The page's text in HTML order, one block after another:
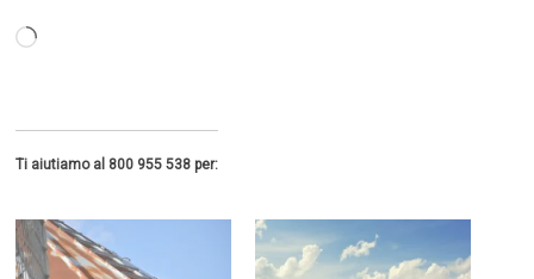
Caricamento
Ti aiutiamo al 800 955 538 per: